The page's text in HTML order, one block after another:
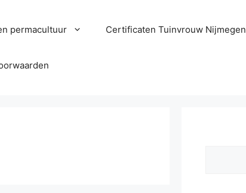
permacultuur Certificaten Tuinvrouw Nijmegen